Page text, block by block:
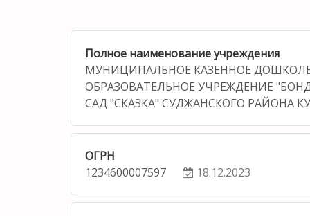
Полное наименование учреждения
МУНИЦИПАЛЬНОЕ КАЗЕННОЕ
ОБРАЗОВАТЕЛЬНОЕ УЧРЕЖДЕНИЕ
САД "СКАЗКА" СУДЖАНСКОГО РАЙОНА
ОГРН
1234600007597
18.12.2023